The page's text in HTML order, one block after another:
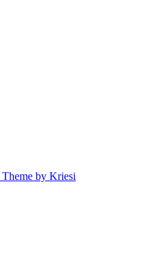
by Kriesi